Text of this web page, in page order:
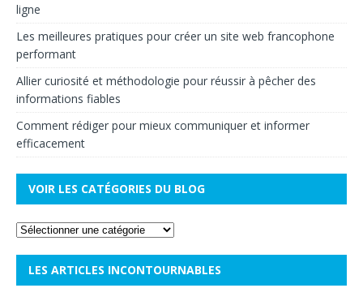
ligne
Les meilleures pratiques pour créer un site web francophone
performant
Allier curiosité et méthodologie pour réussir à pêcher des
informations fiables
Comment rédiger pour mieux communiquer et informer
efficacement
VOIR LES CATÉGORIES DU BLOG
LES ARTICLES INCONTOURNABLES